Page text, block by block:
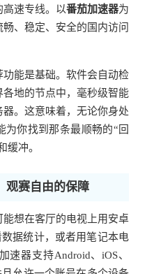
速专线。以番茄加速器为
、稳定、安全的国内访问
能是基础。软件会自动检
地的节点中，毫秒级智能
。这意味着，无论你身处
你找到那条最顺畅的“回
缓冲。
观赛自由的保障
想在客厅的电视上用安卓
据统计，或者用笔记本电
速器支持Android、iOS、